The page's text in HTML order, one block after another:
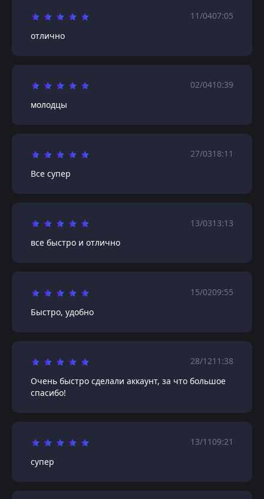
11/0407:05
отлично
02/0410:39
молодцы
27/0318:11
Все супер
13/0313:13
все быстро и отлично
15/0209:55
Быстро, удобно
28/1211:38
Очень быстро сделали аккаунт, за что большое
спасибо!
13/1109:21
супер